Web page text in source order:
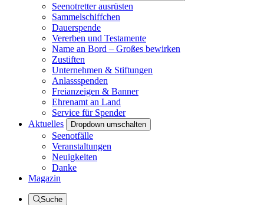
Seenotretter ausrüsten
Sammelschiffchen
Dauerspende
Vererben und Testamente
Name an Bord – Großes bewirken
Zustiften
Unternehmen & Stiftungen
Anlassspenden
Freianzeigen & Banner
Ehrenamt an Land
Service für Spender
Aktuelles
Dropdown umschalten
Seenotfälle
Veranstaltungen
Neuigkeiten
Danke
Magazin
Suche